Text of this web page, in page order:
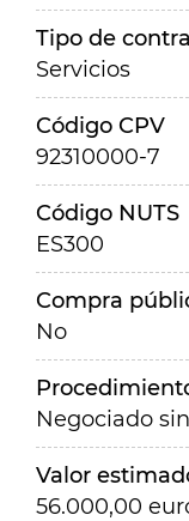
Tipo de
Servicios
Código CPV
92310000-7
Código NUTS
ES300
Compra
No
Negociado
Valor
56.000,00